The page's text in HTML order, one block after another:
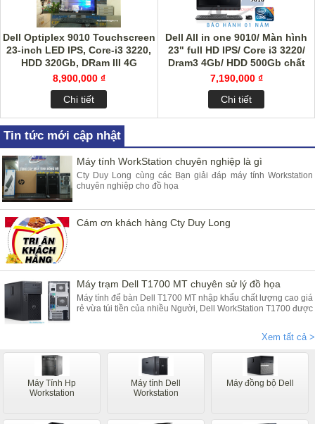
Dell Optiplex 9010 Touchscreen
23-inch LED IPS, Core-i3 3220,
HDD 320Gb, DRam III 4G
8,900,000 ₫
Chi tiết
Dell All in one 9010/ Màn hình
23" full HD IPS/ Core i3 3220/
Dram3 4Gb/ HDD 500Gb chất
lượng cao
7,190,000 ₫
Chi tiết
Tin tức mới cập nhật
Máy tính WorkStation chuyên nghiệp là gì
Cty Duy Long cùng các Bạn giải đáp máy tính Workstation
chuyên nghiệp cho đồ họa
Cám ơn khách hàng Cty Duy Long
Máy trạm Dell T1700 MT chuyên sử lý đồ họa
Máy tính để bàn Dell T1700 MT nhập khẩu chất lượng cao giá
rẻ vừa túi tiền của nhiều Người, Dell WorkStation T1700 được
Xem tất cả >
Máy Tính Hp
Workstation
Máy tính Dell
Workstation
Máy đồng bộ Dell